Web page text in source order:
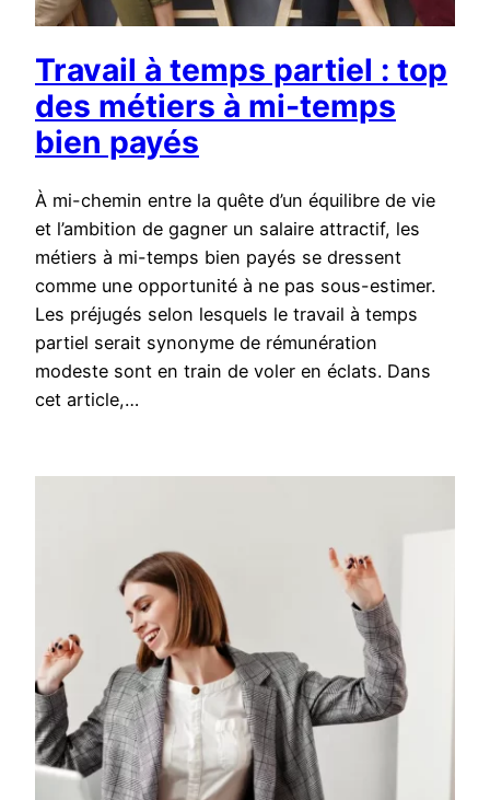
Travail à temps partiel : top
des métiers à mi-temps
bien payés
À mi-chemin entre la quête d’un équilibre de vie
et l’ambition de gagner un salaire attractif, les
métiers à mi-temps bien payés se dressent
comme une opportunité à ne pas sous-estimer.
Les préjugés selon lesquels le travail à temps
partiel serait synonyme de rémunération
modeste sont en train de voler en éclats. Dans
cet article,…